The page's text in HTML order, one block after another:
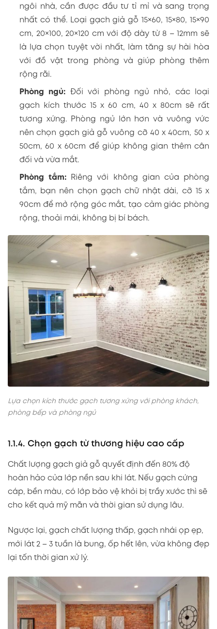
ngôi nhà, cần được đầu tư tỉ mỉ và sang trọng
nhất có thể. Loại gạch giả gỗ 15×60, 15×80, 15×90
cm, 20×100, 20×120 cm với độ dày từ 8 – 12mm sẽ
là lựa chọn tuyệt vời nhất, làm tăng sự hài hòa
với đồ vật trong phòng và giúp phòng thêm
rộng rãi.
Phòng ngủ: Đối với phòng ngủ nhỏ, các loại
gạch kích thước 15 x 60 cm, 40 x 80cm sẽ rất
tương xứng. Phòng ngủ lớn hơn và vuông vức
nên chọn gạch giả gỗ vuông cỡ 40 x 40cm, 50 x
50cm, 60 x 60cm để giúp không gian thêm cân
đối và vừa mắt.
Phòng tắm: Riêng với không gian của phòng
tắm, bạn nên chọn gạch chữ nhật dài, cỡ 15 x
90cm để mở rộng góc mắt, tạo cảm giác phòng
rộng, thoải mái, không bị bí bách.
Lựa chọn kích thước gạch tương xứng với phòng khách,
phòng bếp và phòng ngủ
1.1.4. Chọn gạch từ thương hiệu cao cấp
Chất lượng gạch giả gỗ quyết định đến 80% độ
hoàn hảo của lớp nền sau khi lát. Nếu gạch cứng
cáp, bền màu, có lớp bảo vệ khỏi bị trầy xước thì sẽ
cho kết quả mỹ mãn và thời gian sử dụng lâu.
Ngược lại, gạch chất lượng thấp, gạch nhái ọp ẹp,
mới lát 2 – 3 tuần là bung, ốp hết lên, vừa không đẹp
lại tốn thời gian xử lý.